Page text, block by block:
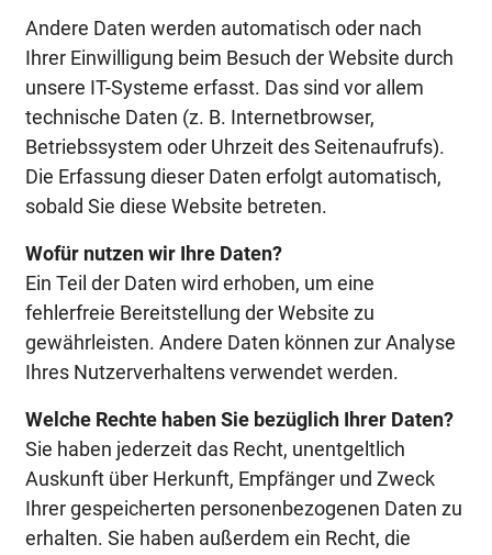
Andere Daten werden automatisch oder nach
Ihrer Einwilligung beim Besuch der Website durch
unsere IT-Systeme erfasst. Das sind vor allem
technische Daten (z. B. Internetbrowser,
Betriebssystem oder Uhrzeit des Seitenaufrufs).
Die Erfassung dieser Daten erfolgt automatisch,
sobald Sie diese Website betreten.
Wofür nutzen wir Ihre Daten?
Ein Teil der Daten wird erhoben, um eine
fehlerfreie Bereitstellung der Website zu
gewährleisten. Andere Daten können zur Analyse
Ihres Nutzerverhaltens verwendet werden.
Welche Rechte haben Sie bezüglich Ihrer Daten?
Sie haben jederzeit das Recht, unentgeltlich
Auskunft über Herkunft, Empfänger und Zweck
Ihrer gespeicherten personenbezogenen Daten zu
erhalten. Sie haben außerdem ein Recht, die